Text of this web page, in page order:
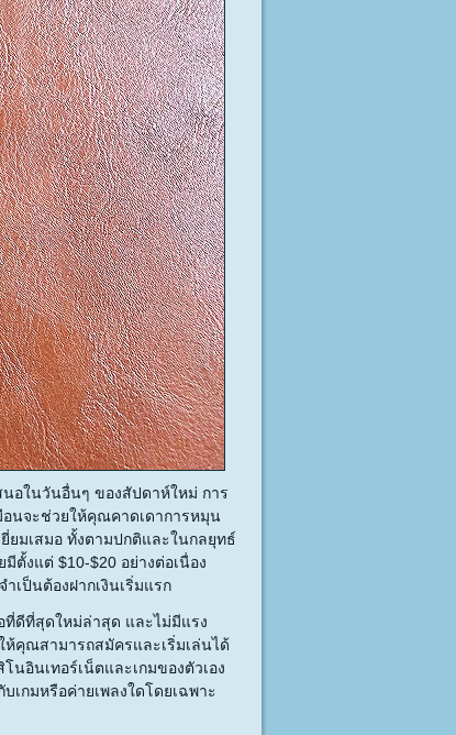
อในวันอื่นๆ ของสัปดาห์ใหม่ การ
อนจะช่วยให้คุณคาดเดาการหมุน
ยมเสมอ ทั้งตามปกติและในกลยุทธ์
ตั้งแต่ $10-$20 อย่างต่อเนื่อง
เป็นต้องฝากเงินเริ่มแรก
ที่ดีที่สุดใหม่ล่าสุด และไม่มีแรง
ห้คุณสามารถสมัครและเริ่มเล่นได้
อินเทอร์เน็ตและเกมของตัวเอง
เกมหรือค่ายเพลงใดโดยเฉพาะ